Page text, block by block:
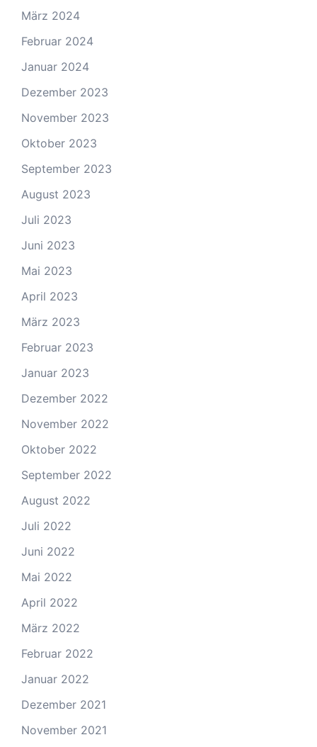
März 2024
Februar 2024
Januar 2024
Dezember 2023
November 2023
Oktober 2023
September 2023
August 2023
Juli 2023
Juni 2023
Mai 2023
April 2023
März 2023
Februar 2023
Januar 2023
Dezember 2022
November 2022
Oktober 2022
September 2022
August 2022
Juli 2022
Juni 2022
Mai 2022
April 2022
März 2022
Februar 2022
Januar 2022
Dezember 2021
November 2021